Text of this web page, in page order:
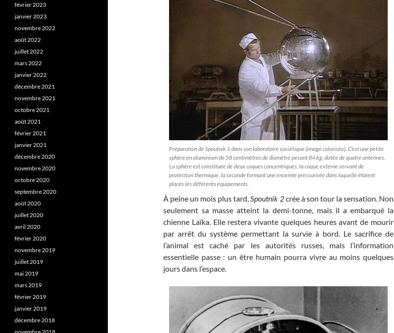
Préparation de Spoutnik 1 dans son laboratoire soviétique (image colorisée). C’est une petite
sphère en aluminium de 58 centimètres de diamètre pesant 84 kg, dotée de quatre antennes.
La sphère est constituée de deux coques concentriques, la coque externe servant de
protection thermique, la seconde formant une enceinte pressurisée dans laquelle étaient
placés les différents équipements.
À peine un mois plus tard,Spoutnik 2crée à son tour la sensation. Non
seulement sa masse atteint la demi-tonne, mais il a embarqué la
chienne Laïka. Elle restera vivante quelques heures avant de mourir
par arrêt du système permettant la survie à bord. Le sacrifice de
l’animal est caché par les autorités russes, mais l’information
essentielle passe : un être humain pourra vivre au moins quelques
jours dans l’espace.
février 2023
janvier 2023
novembre 2022
août 2022
juillet 2022
mars 2022
janvier 2022
décembre 2021
novembre 2021
octobre 2021
août 2021
février 2021
janvier 2021
décembre 2020
novembre 2020
octobre 2020
septembre 2020
août 2020
juillet 2020
avril 2020
février 2020
novembre 2019
juillet 2019
mai 2019
mars 2019
février 2019
janvier 2019
décembre 2018